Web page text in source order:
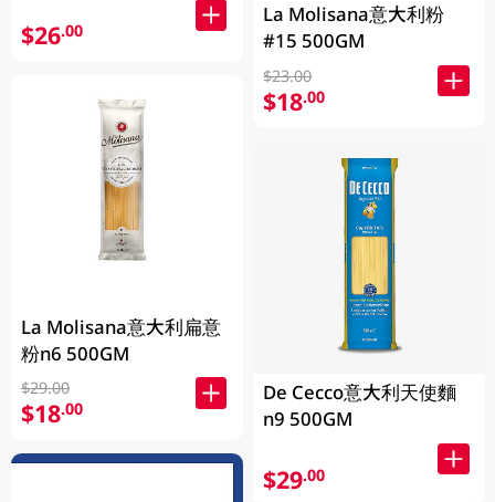
$26.00
La Molisana意大利扁意
粉n6 500GM
$29.00
$18.00
La Molisana意大利粉
#15 500GM
$23.00
$18.00
De Cecco意大利天使麵
n9 500GM
$29.00